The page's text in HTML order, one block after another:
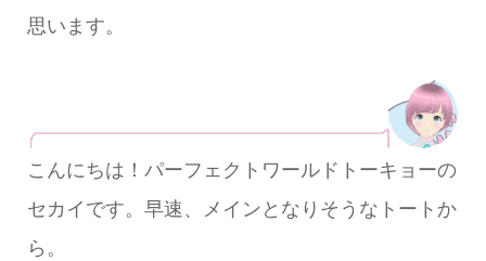
思います。
こんにちは！パーフェクトワールドトーキョーの
セカイです。早速、メインとなりそうなトートか
ら。